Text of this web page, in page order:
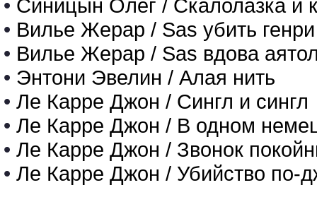
• Синицын Олег / Скалолазка и
• Вилье Жерар / Sas убить
• Вилье Жерар / Sas вдова
• Энтони Эвелин / Алая нить
• Ле Карре Джон / Сингл и сингл
• Ле Карре Джон / В одном
• Ле Карре Джон / Звонок
• Ле Карре Джон / Убийство по-